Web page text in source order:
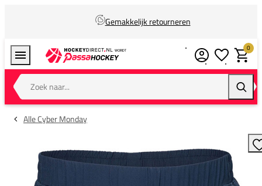
Gemakkelijk retourneren
Zoek naar...
0
Alle Cyber Monday